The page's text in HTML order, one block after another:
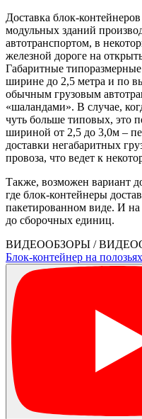
Доставка блок-
модульных зданий
автотранспортом, в
железной дороге на
Габаритные
ширине до 2,5 метра и по
обычным грузовым
«шаландами». В случае,
чуть больше типовых, это
шириной от 2,5 до 3,0м –
доставки негабаритных
провоза, что ведет к
Также, возможен вариант
где блок-контейнеры
пакетированном виде. И
до сборочных единиц.
ВИДЕООБЗОРЫ /
Блок-контейнер на